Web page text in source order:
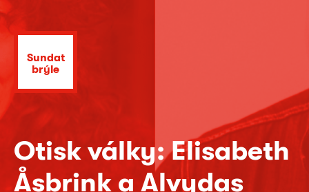
Sundat
brýle
Otisk války: Elisabeth
Åsbrink a Alvydas